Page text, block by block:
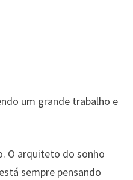
um grande trabalho e
O arquiteto do sonho
sempre pensando